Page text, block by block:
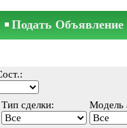
Подать Объявление
Тип сделки: Модель